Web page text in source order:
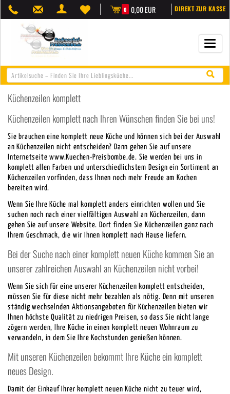
0,00 EUR
0 DIREKT ZUR KASSE
Küchenzeilen komplett
Küchenzeilen komplett nach Ihren Wünschen finden Sie bei uns!
Sie brauchen eine komplett neue Küche und können sich bei der Auswahl
an Küchenzeilen nicht entscheiden? Dann gehen Sie auf unsere
Internetseite www.Kuechen-Preisbombe.de. Sie werden bei uns in
komplett allen Farben und unterschiedlichstem Design ein Sortiment an
Küchenzeilen vorfinden, dass Ihnen noch mehr Freude am Kochen
bereiten wird.
Wenn Sie Ihre Küche mal komplett anders einrichten wollen und Sie
suchen noch nach einer vielfältigen Auswahl an Küchenzeilen, dann
gehen Sie auf unsere Website. Dort finden Sie Küchenzeilen ganz nach
Ihrem Geschmack, die wir Ihnen komplett nach Hause liefern.
Bei der Suche nach einer komplett neuen Küche kommen Sie an
unserer zahlreichen Auswahl an Küchenzeilen nicht vorbei!
Wenn Sie sich für eine unserer Küchenzeilen komplett entscheiden,
müssen Sie für diese nicht mehr bezahlen als nötig. Denn mit unseren
ständig wechselnden Aktionsangeboten für Küchenzeilen bieten wir
Ihnen höchste Qualität zu niedrigen Preisen, so dass Sie nicht lange
zögern werden, Ihre Küche in einen komplett neuen Wohnraum zu
verwandeln, in dem Sie Ihre Kochstunden genießen können.
Mit unseren Küchenzeilen bekommt Ihre Küche ein komplett
neues Design.
Damit der Einkauf Ihrer komplett neuen Küche nicht zu teuer wird,